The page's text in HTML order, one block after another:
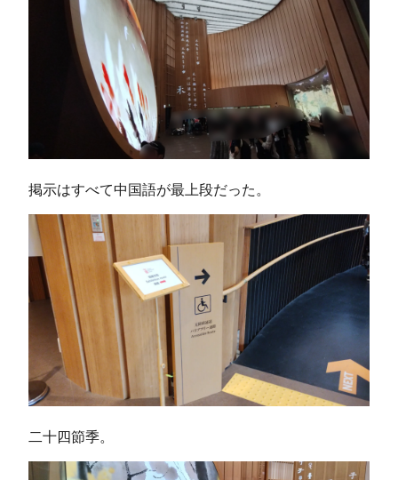
掲示はすべて中国語が最上段だった。
二十四節季。